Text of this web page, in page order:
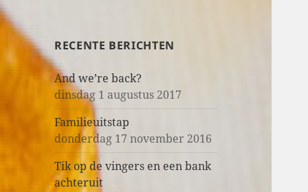
RECENTE BERICHTEN
And we’re back?
dinsdag 1 augustus 2017
Familieuitstap
donderdag 17 november 2016
Tik op de vingers en een bank
achteruit